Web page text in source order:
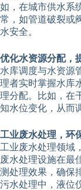
如，在城市供水系
常，如管道破裂或
水安全。
优化水资源分配，
水库调度与水资源
理者实时掌握水库
理分配。比如，在
知水位变化，从而
工业废水处理，环
工业废水处理领域
废水处理设施在最
测处理效果，确保
污水处理中，液位